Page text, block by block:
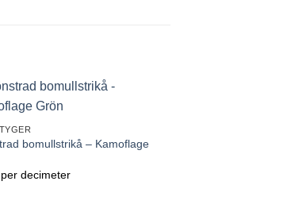
bomullstrikå – Kamoflage
per decimeter